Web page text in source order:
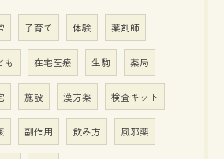
子育て 体験 薬剤師
も 在宅医療 生駒 薬局
施設 漢方薬 検査キット
副作用 飲み方 風邪薬